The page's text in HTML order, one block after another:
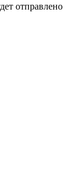
отправлено